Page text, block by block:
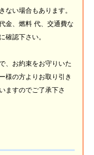
ない場合もあります。
金、燃料 代、交通費な
確認下さい。
、お約束をお守りいた
様の方よりお取り引き
ますのでご了承下さ